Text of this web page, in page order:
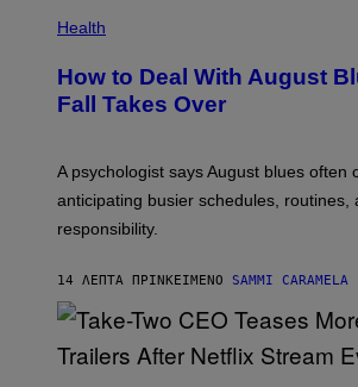
Health
How to Deal With August
Fall Takes Over
A psychologist says August blues often
anticipating busier schedules, routines,
responsibility.
14 ΛΕΠΤΆ ΠΡΙΝΚΕΊΜΕΝΟ SAMMI CARAMELA